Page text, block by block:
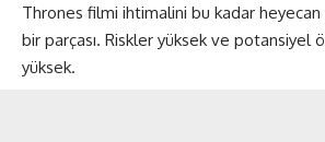
Thrones filmi ihtimalini bu kadar heyecan
bir parçası. Riskler yüksek ve potansiyel
yüksek.